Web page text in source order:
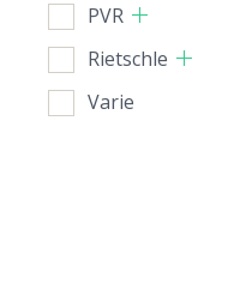
PVR
Rietschle
Varie